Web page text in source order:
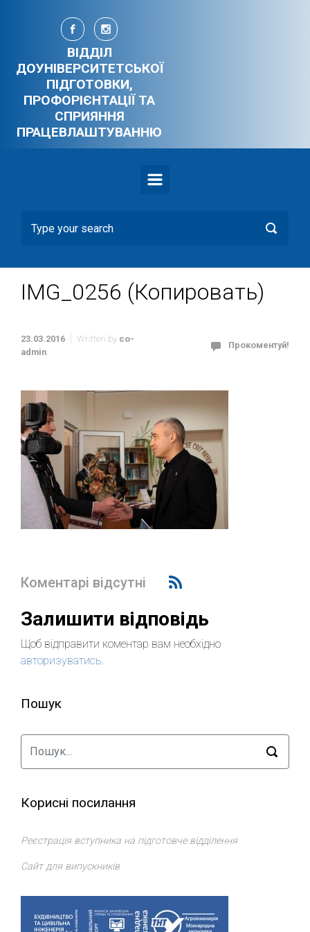
Skip to main content
ВІДДІЛ
ДОУНІВЕРСИТЕТСЬКОЇ
ПІДГОТОВКИ,
ПРОФОРІЄНТАЦІЇ ТА
СПРИЯННЯ
ПРАЦЕВЛАШТУВАННЮ
IMG_0256 (Копировать)
23.03.2016 Written by co-
admin
Прокоментуй!
Коментарі відсутні
Залишити відповідь
Щоб відправити коментар вам необхідно
авторизуватись.
Пошук
Корисні посилання
Реєстрація вступника на підготовче відділення
Сайт для випускників